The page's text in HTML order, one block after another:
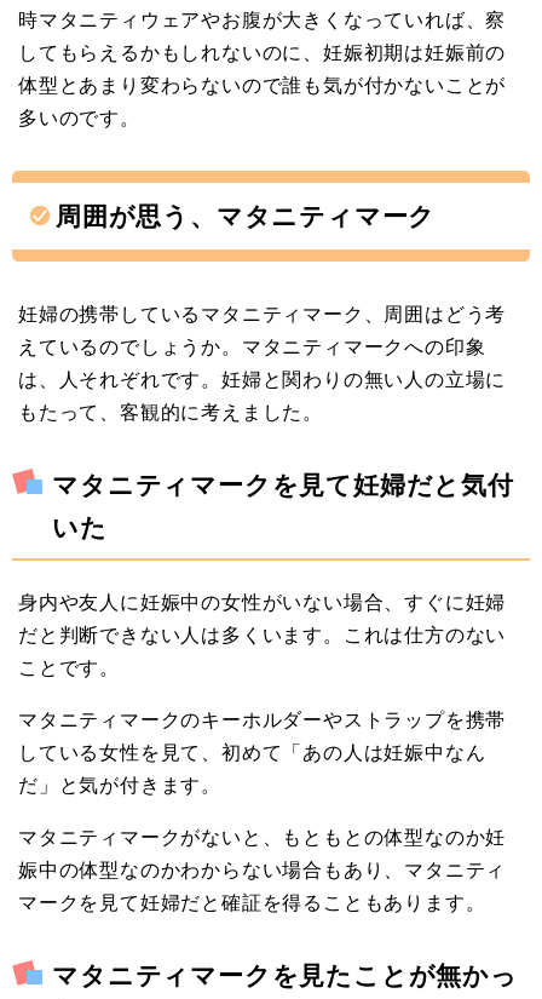
時マタニティウェアやお腹が大きくなっていれば、察
してもらえるかもしれないのに、妊娠初期は妊娠前の
体型とあまり変わらないので誰も気が付かないことが
多いのです。
周囲が思う、マタニティマーク
妊婦の携帯しているマタニティマーク、周囲はどう考
えているのでしょうか。マタニティマークへの印象
は、人それぞれです。妊婦と関わりの無い人の立場に
もたって、客観的に考えました。
マタニティマークを見て妊婦だと気付
いた
身内や友人に妊娠中の女性がいない場合、すぐに妊婦
だと判断できない人は多くいます。これは仕方のない
ことです。
マタニティマークのキーホルダーやストラップを携帯
している女性を見て、初めて「あの人は妊娠中なん
だ」と気が付きます。
マタニティマークがないと、もともとの体型なのか妊
娠中の体型なのかわからない場合もあり、マタニティ
マークを見て妊婦だと確証を得ることもあります。
マタニティマークを見たことが無かっ